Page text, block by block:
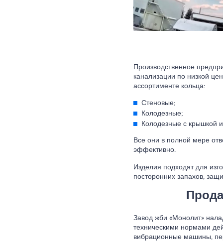
Производственное
канализации по низкой
ассортименте кольца:
Стеновые;
Колодезные;
Колодезные с крышкой
Все они в полной мере
эффективно.
Изделия подходят для
посторонних запахов,
Завод жби «Монолит»
техническими нормами
вибрационные машины,